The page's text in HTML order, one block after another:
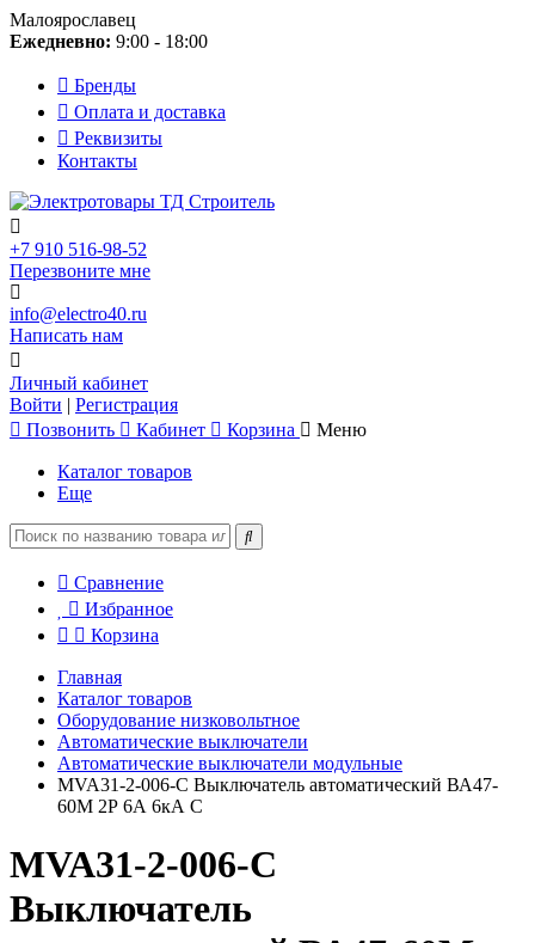
Малоярославец
Ежедневно: 9:00 - 18:00
Бренды
Оплата и доставка
Реквизиты
Контакты
+7 910 516-98-52
Перезвоните мне
info@electro40.ru
Написать нам
Личный кабинет
Войти | Регистрация
Позвонить
Кабинет Корзина Меню
Каталог товаров
Еще
Сравнение
Избранное
Корзина
Главная
Каталог товаров
Оборудование низковольтное
Автоматические выключатели
Автоматические выключатели модульные
MVA31-2-006-C Выключатель автоматический ВА47-
60M 2Р 6А 6кА С
MVA31-2-006-C
Выключатель